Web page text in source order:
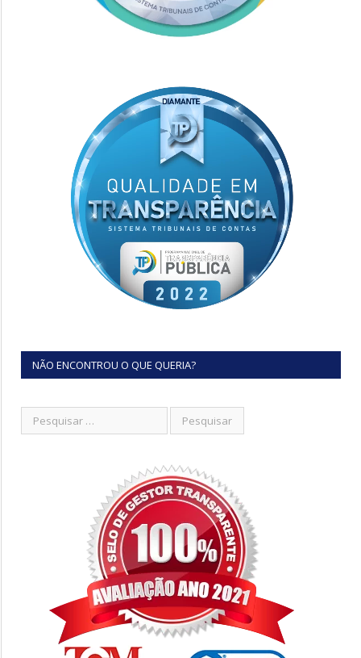
NÃO ENCONTROU O QUE QUERIA?